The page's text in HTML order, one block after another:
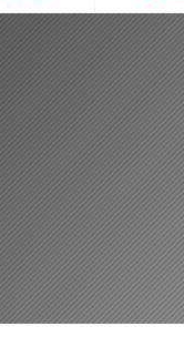
沿
心
案
用
汽车
洗
觉
刻